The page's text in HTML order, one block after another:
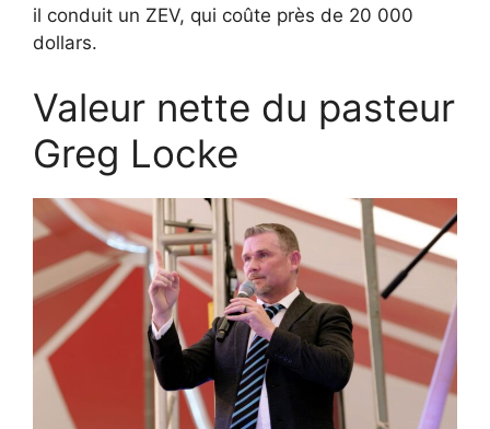
il conduit un ZEV, qui coûte près de 20 000
dollars.
Valeur nette du pasteur
Greg Locke